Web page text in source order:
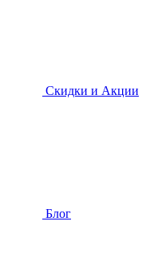
Скидки и Акции
Блог